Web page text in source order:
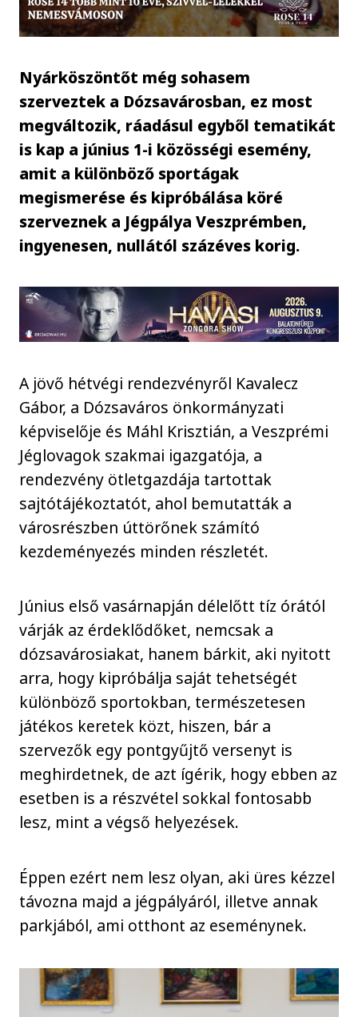
Nyárköszöntőt még sohasem
szerveztek a Dózsavárosban, ez most
megváltozik, ráadásul egyből tematikát
is kap a június 1-i közösségi esemény,
amit a különböző sportágak
megismerése és kipróbálása köré
szerveznek a Jégpálya Veszprémben,
ingyenesen, nullától százéves korig.
A jövő hétvégi rendezvényről Kavalecz
Gábor, a Dózsaváros önkormányzati
képviselője és Máhl Krisztián, a Veszprémi
Jéglovagok szakmai igazgatója, a
rendezvény ötletgazdája tartottak
sajtótájékoztatót, ahol bemutatták a
városrészben úttörőnek számító
kezdeményezés minden részletét.
Június első vasárnapján délelőtt tíz órától
várják az érdeklődőket, nemcsak a
dózsavárosiakat, hanem bárkit, aki nyitott
arra, hogy kipróbálja saját tehetségét
különböző sportokban, természetesen
játékos keretek közt, hiszen, bár a
szervezők egy pontgyűjtő versenyt is
meghirdetnek, de azt ígérik, hogy ebben az
esetben is a részvétel sokkal fontosabb
lesz, mint a végső helyezések.
Éppen ezért nem lesz olyan, aki üres kézzel
távozna majd a jégpályáról, illetve annak
parkjából, ami otthont az eseménynek.